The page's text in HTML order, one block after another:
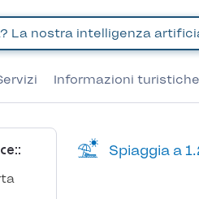
Informazioni turistiche
Spiaggia a